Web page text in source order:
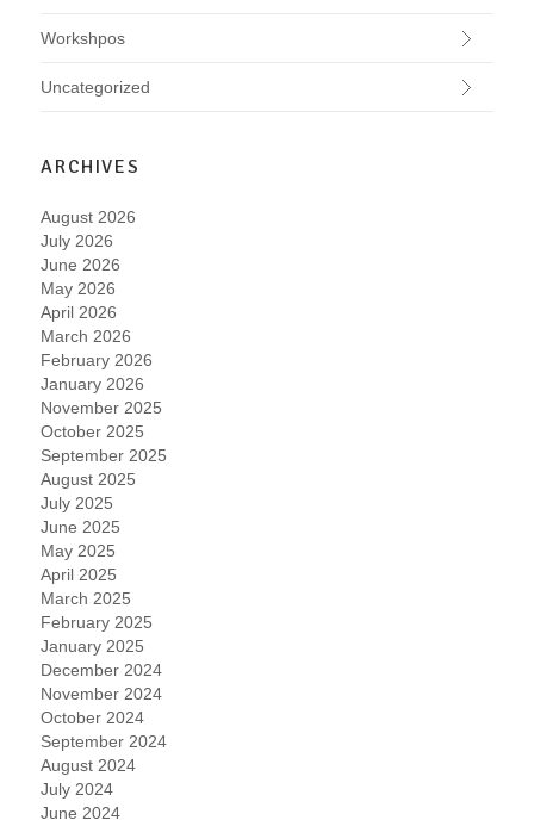
Workshpos
Uncategorized
ARCHIVES
August 2026
July 2026
June 2026
May 2026
April 2026
March 2026
February 2026
January 2026
November 2025
October 2025
September 2025
August 2025
July 2025
June 2025
May 2025
April 2025
March 2025
February 2025
January 2025
December 2024
November 2024
October 2024
September 2024
August 2024
July 2024
June 2024